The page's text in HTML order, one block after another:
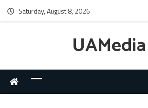
Saturday, August 8, 2026
UAMedia